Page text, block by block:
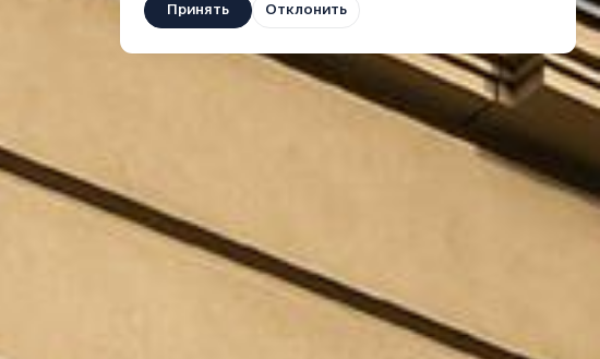
Принять Отклонить